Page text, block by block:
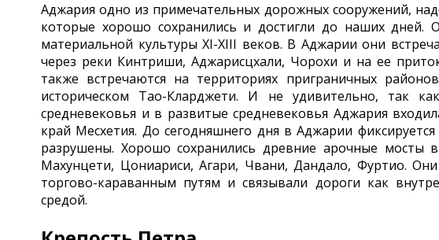
Аджария одно из примечательных дорожных сооружений,
которые хорошо сохранились и достигли до наших дней.
материальной культуры XI-XIII веков. В Аджарии они
через реки Кинтриши, Аджарисцхали, Чорохи и на ее
также встречаются на территориях приграничных
историческом Тао-Кларджети. И не удивительно, так
средневековья и в развитые средневековья Аджария
край Месхетия. До сегодняшнего дня в Аджарии
разрушены. Хорошо сохранились древние арочные мосты
Махунцети, Цониариси, Агари, Чвани, Дандало, Фуртио.
торгово-караванным путям и связывали дороги как
средой.